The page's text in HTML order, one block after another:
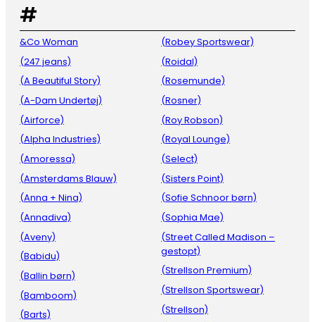
#
&Co Woman
(247 jeans)
(A Beautiful Story)
(A-Dam Undertøj)
(Airforce)
(Alpha Industries)
(Amoressa)
(Amsterdams Blauw)
(Anna + Nina)
(Annadiva)
(Aveny)
(Babidu)
(Ballin børn)
(Bamboom)
(Barts)
(Robey Sportswear)
(Roidal)
(Rosemunde)
(Rosner)
(Roy Robson)
(Royal Lounge)
(Select)
(Sisters Point)
(Sofie Schnoor børn)
(Sophia Mae)
(Street Called Madison –
gestopt)
(Strellson Premium)
(Strellson Sportswear)
(Strellson)